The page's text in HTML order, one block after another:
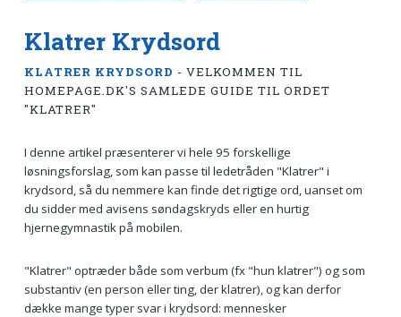
Klatrer Krydsord
KLATRER KRYDSORD - VELKOMMEN TIL
HOMEPAGE.DK'S SAMLEDE GUIDE TIL ORDET
"KLATRER"
I denne artikel præsenterer vi hele 95 forskellige
løsningsforslag, som kan passe til ledetråden "Klatrer" i
krydsord, så du nemmere kan finde det rigtige ord, uanset om
du sidder med avisens søndagskryds eller en hurtig
hjernegymnastik på mobilen.
"Klatrer" optræder både som verbum (fx "hun klatrer") og som
substantiv (en person eller ting, der klatrer), og kan derfor
dække mange typer svar i krydsord: mennesker